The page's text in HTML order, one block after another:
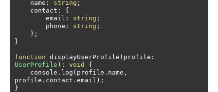
    name
: string ;
    contact
:
{
        email
: string ;
        phone
: string ;
};
}
function displayUserProfile ( profile :
UserProfile ): void
{
    console
. log ( profile . name ,
profile . contact . email );
}